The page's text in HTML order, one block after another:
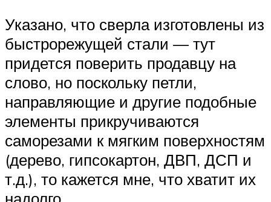
Указано, что сверла изготовлены из
быстрорежущей стали — тут
придется поверить продавцу на
слово, но поскольку петли,
направляющие и другие подобные
элементы прикручиваются
саморезами к мягким поверхностям
(дерево, гипсокартон, ДВП, ДСП и
т.д.), то кажется мне, что хватит их